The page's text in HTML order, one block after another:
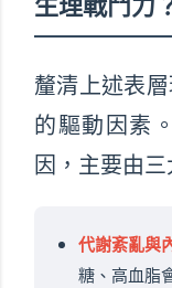
釐清上述表
的驅動因素
因，主要由
代謝紊亂與
糖、高血脂